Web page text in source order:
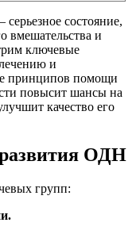
состояние,
вмешательства и
ключевые
и
принципов помощи
повысит шансы на
качество его
ОДН
групп: